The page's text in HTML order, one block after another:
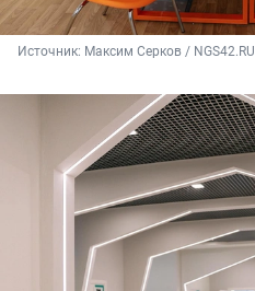
Источник: Максим Серков / NGS42.RU